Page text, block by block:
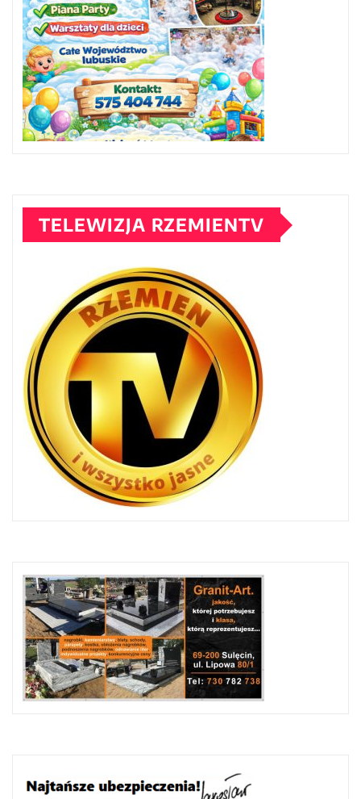
TELEWIZJA RZEMIENTV